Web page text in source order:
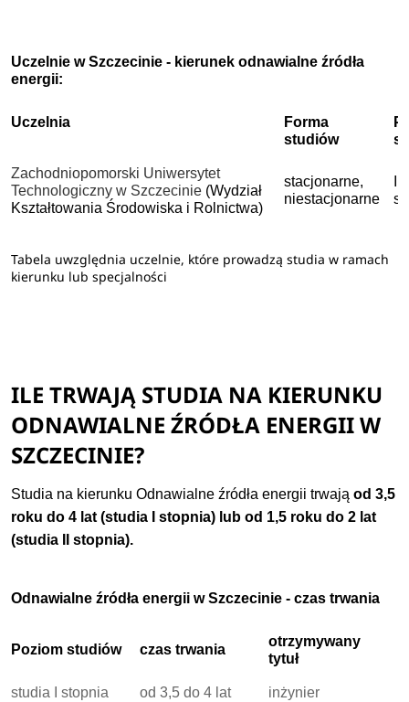
Uczelnie w Szczecinie - kierunek odnawialne źródła
energii:
Uczelnia
Forma
studiów
Zachodniopomorski Uniwersytet
Technologiczny w Szczecinie (Wydział
Kształtowania Środowiska i Rolnictwa)
stacjonarne,
niestacjonarne
Tabela uwzględnia uczelnie, które prowadzą studia w ramach
kierunku lub specjalności
ILE TRWAJĄ STUDIA NA KIERUNKU
ODNAWIALNE ŹRÓDŁA ENERGII W
SZCZECINIE?
Studia na kierunku Odnawialne źródła energii trwająod 3,5
roku do 4 lat (studia I stopnia) lub od 1,5 roku do 2 lat
(studia II stopnia).
Odnawialne źródła energii w Szczecinie - czas trwania
Poziom studiów czas trwania
otrzymywany
tytuł
studia I stopnia od 3,5 do 4 lat inżynier